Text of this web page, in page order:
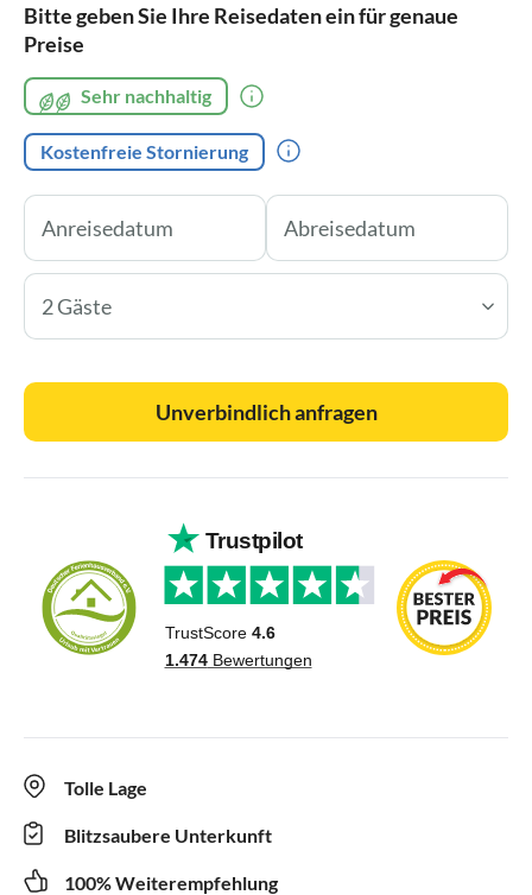
Bitte geben Sie Ihre Reisedaten ein für genaue
Preise
Sehr nachhaltig
Kostenfreie Stornierung
2 Gäste
Unverbindlich anfragen
Tolle Lage
Blitzsaubere Unterkunft
100% Weiterempfehlung